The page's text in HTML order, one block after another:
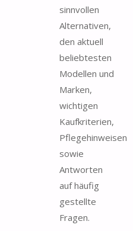
sinnvollen
Alternativen,
den aktuell
beliebtesten
Modellen und
Marken,
wichtigen
Kaufkriterien,
Pflegehinweisen
sowie
Antworten
auf häufig
gestellte
Fragen.